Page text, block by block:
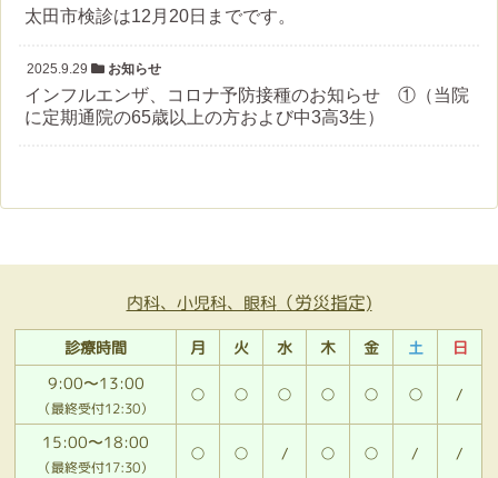
太田市検診は12月20日までです。
2025.9.29 お知らせ
インフルエンザ、コロナ予防接種のお知らせ ①（当院
に定期通院の65歳以上の方および中3高3生）
内科、小児科、眼科（労災指定)
診療時間 月 火 水 木 金 土
日
9:00〜13:00
（最終受付12:30）
○ ○ ○ ○ ○ ○ /
15:00〜18:00
（最終受付17:30）
○ ○ / ○ ○ / /